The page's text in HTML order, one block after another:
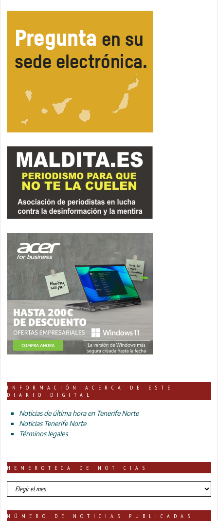
INFORMACIÓN ACERCA DE ESTE
DIARIO DIGITAL
Noticias de última hora en Tenerife Norte
Noticias Tenerife Norte
Términos legales
HEMEROTECA DE NOTICIAS
HEMEROTECA
DE
NÚMERO DE NOTICIAS PUBLICADAS